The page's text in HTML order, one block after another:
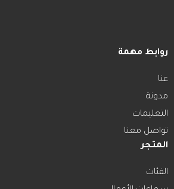
روابط مهمة
عنا
مدونة
التعليمات
تواصل معنا
المتجر
الفئات